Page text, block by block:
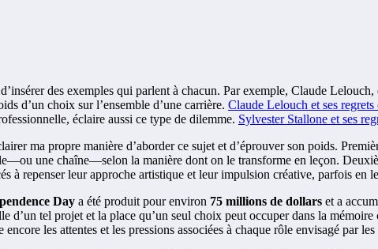
des exemples qui parlent à chacun. Par exemple, Claude
d’un choix sur l’ensemble d’une carrière. Claude Lelouch et ses
éclaire aussi ce type de dilemme. Sylvester Stallone et ses
ma propre manière d’aborder ce sujet et d’éprouver son poids.
une chaîne—selon la manière dont on le transforme en leçon.
à repenser leur approche artistique et leur impulsion créative, parfois en
Day a été produit pour environ 75 millions de dollars et a
d’un tel projet et la place qu’un seul choix peut occuper dans la
les attentes et les pressions associées à chaque rôle envisagé par les